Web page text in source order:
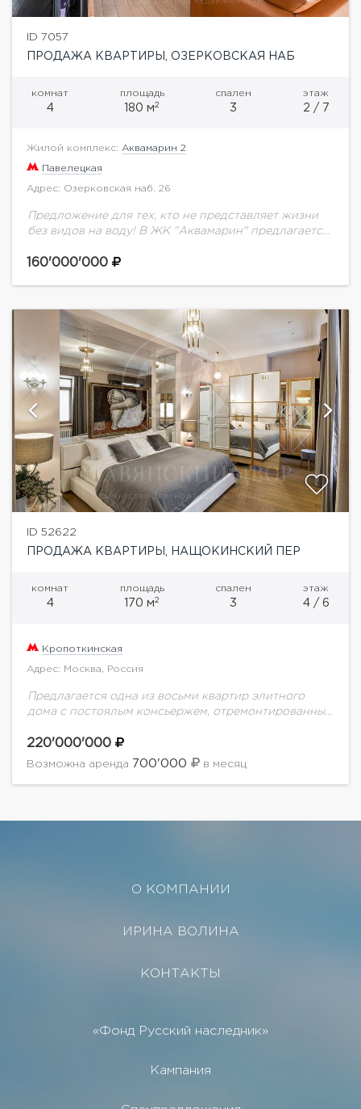
ID 7057
ПРОДАЖА КВАРТИРЫ, ОЗЕРКОВСКАЯ НАБ
комнат
4
площадь
180 м2
спален
3
этаж
2 / 7
Жилой комплекс: Аквамарин 2
Павелецкая
Адрес: Озерковская наб. 26
Предложение для тех, кто не представляет жизни
без видов на воду! В ЖК "Аквамарин" предлагается
авторскому проекту 180 кв.м. Потрясающий вид...
160'000'000
ID 52622
ПРОДАЖА КВАРТИРЫ, НАЩОКИНСКИЙ ПЕР
комнат
4
площадь
170 м2
спален
3
этаж
4 / 6
Кропоткинская
Адрес: Москва, Россия
Предлагается одна из восьми квартир элитного
дома с постоялым консьержем, отремонтированным
ожидания для водителей и других
служащих.Планировка: три спальни с
220'000'000
Возможна аренда 700'000 в месяц
О КОМПАНИИ
ИРИНА ВОЛИНА
КОНТАКТЫ
«Фонд Русский наследник»
Кампания